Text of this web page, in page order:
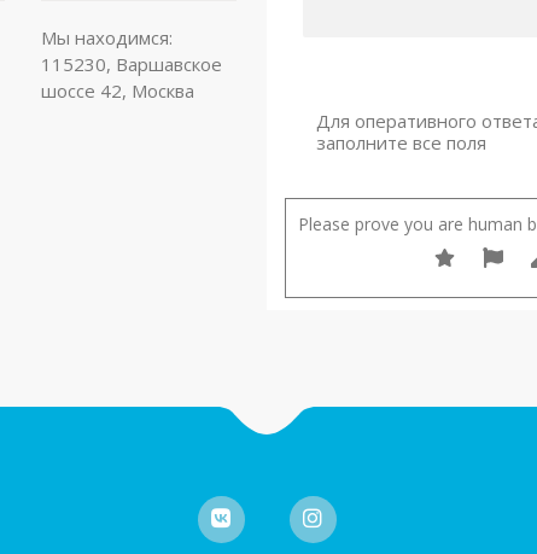
Мы находимся:
115230, Варшавское
шоссе 42, Москва
Для оперативного
заполните все поля
Please prove you are human